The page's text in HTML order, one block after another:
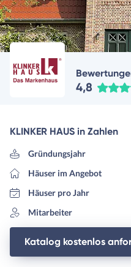
4,8
KLINKER HAUS in Zahlen
Gründungsjahr
Häuser im Angebot
Häuser pro Jahr
Mitarbeiter
Katalog kostenlos